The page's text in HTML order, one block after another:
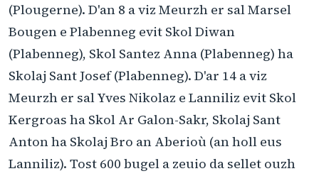
(Plougerne). D'an 8 a viz Meurzh er sal Marsel
Bougen e Plabenneg evit Skol Diwan
(Plabenneg), Skol Santez Anna (Plabenneg) ha
Skolaj Sant Josef (Plabenneg). D'ar 14 a viz
Meurzh er sal Yves Nikolaz e Lanniliz evit Skol
Kergroas ha Skol Ar Galon-Sakr, Skolaj Sant
Anton ha Skolaj Bro an Aberioù (an holl eus
Lanniliz). Tost 600 bugel a zeuio da sellet ouzh